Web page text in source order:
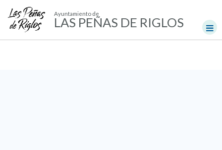
Ayuntamiento de
LAS PEÑAS DE RIGLOS